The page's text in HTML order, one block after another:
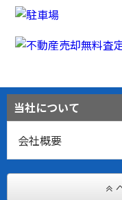
当社について
会社概要